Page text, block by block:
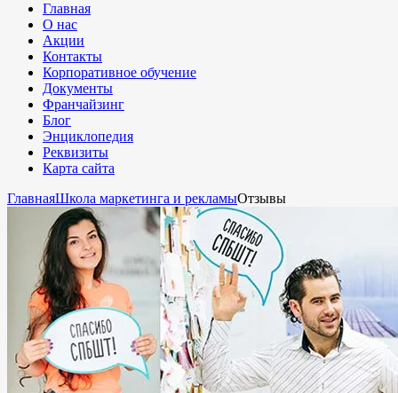
Главная
О нас
Акции
Контакты
Корпоративное обучение
Документы
Франчайзинг
Блог
Энциклопедия
Реквизиты
Карта сайта
ГлавнаяШкола маркетинга и рекламыОтзывы